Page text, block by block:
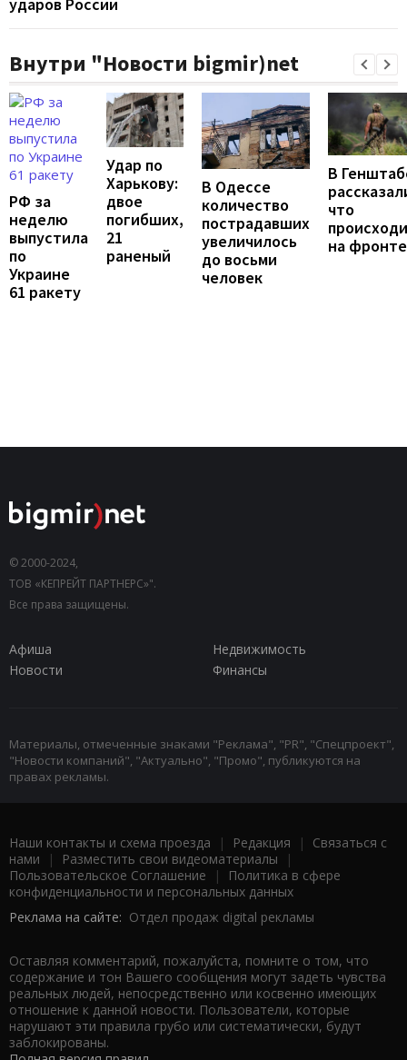
ударов России
Внутри "Новости bigmir)net
РФ за
неделю
выпустила
по
Украине
61 ракету
Удар по
Харькову:
двое
погибших,
21
раненый
В Одессе
количество
пострадавших
увеличилось
до восьми
человек
В
что
на фронте
© 2000-2024,
ТОВ «КЕПРЕЙТ ПАРТНЕРС»".
Все права защищены.
Афиша
Недвижимость
Новости
Финансы
Материалы, отмеченные знаками "Реклама", "PR", "Спецпроект",
"Новости компаний", "Актуально", "Промо", публикуются на
правах рекламы.
Наши контакты и схема проезда | Редакция | Связаться с
нами | Разместить свои видеоматериалы |
Пользовательское Соглашение |
Политика в сфере
конфиденциальности и персональных данных
Реклама на сайте: Отдел продаж digital рекламы
Оставляя комментарий, пожалуйста, помните о том, что
содержание и тон Вашего сообщения могут задеть чувства
реальных людей, непосредственно или косвенно имеющих
отношение к данной новости. Пользователи, которые
нарушают эти правила грубо или систематически, будут
заблокированы.